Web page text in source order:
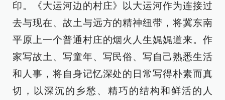
印。《大运河边的村庄》以大运河作为连接过
去与现在、故土与远方的精神纽带，将冀东南
平原上一个普通村庄的烟火人生娓娓道来。作
家写故土、写童年、写民俗、写自己熟悉生活
和人事，将自身记忆深处的日常写得朴素而真
切，以深沉的乡愁、精巧的结构和鲜活的人